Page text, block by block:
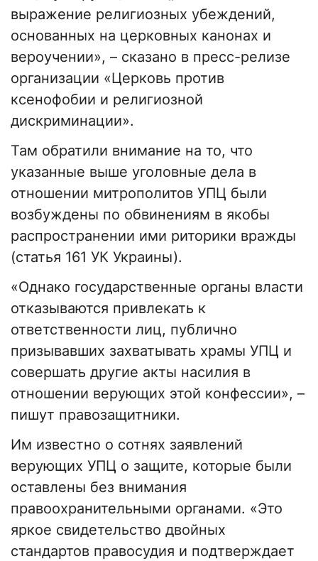
выражение религиозных убеждений,
основанных на церковных канонах и
вероучении», – сказано в пресс-релизе
организации «Церковь против
ксенофобии и религиозной
дискриминации».
Там обратили внимание на то, что
указанные выше уголовные дела в
отношении митрополитов УПЦ были
возбуждены по обвинениям в якобы
распространении ими риторики вражды
(статья 161 УК Украины).
«Однако государственные органы власти
отказываются привлекать к
ответственности лиц, публично
призывавших захватывать храмы УПЦ и
совершать другие акты насилия в
отношении верующих этой конфессии», –
пишут правозащитники.
Им известно о сотнях заявлений
верующих УПЦ о защите, которые были
оставлены без внимания
правоохранительными органами. «Это
яркое свидетельство двойных
стандартов правосудия и подтверждает